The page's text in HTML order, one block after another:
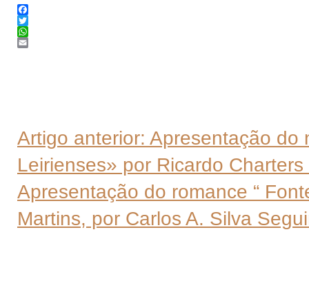
Facebook
Twitter
WhatsApp
Artigo anterior: Apresentação do
Leirienses» por Ricardo Charters
Apresentação do romance “
Martins, por Carlos A. Silva